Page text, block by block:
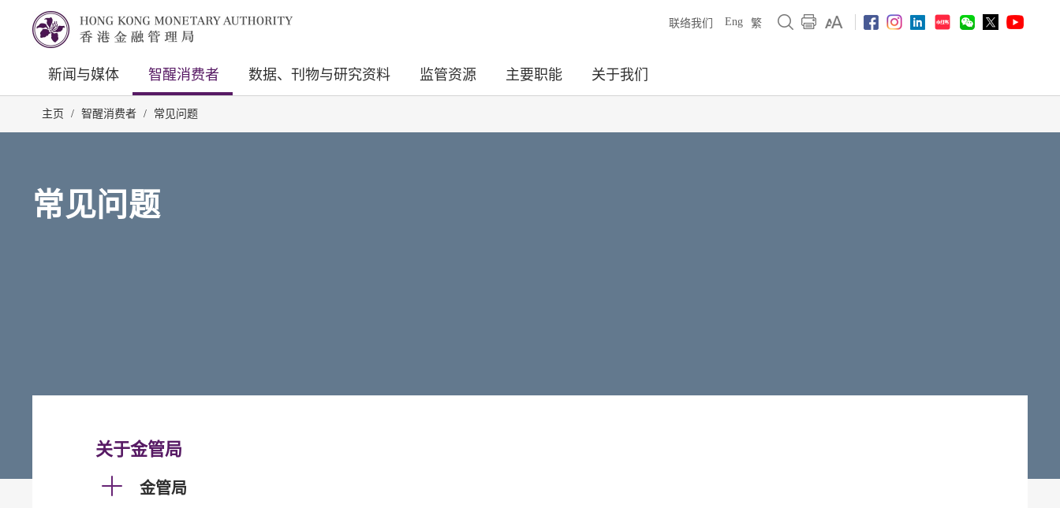
联络我们 Eng 繁
新闻与媒体 智醒消费者 数据、刊物与研究资料 监管资源 主要职能 关于我们
主页 / 智醒消费者 / 常见问题
常见问题
关于金管局
金管局